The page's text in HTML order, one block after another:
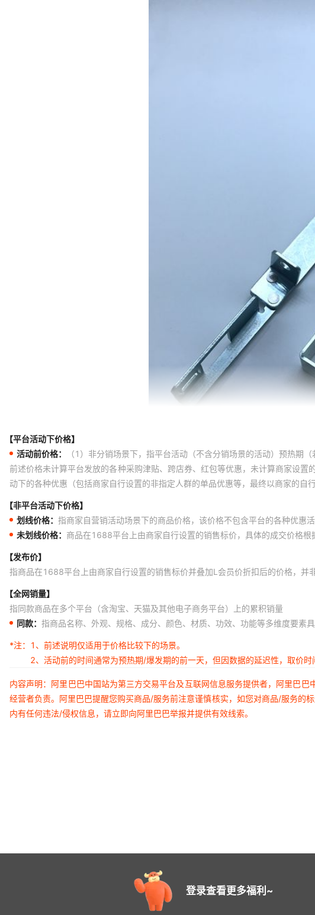
【平台活动下价格】
活动前价格：
（1）非分销场景下，指平台活动（不含分销场景的活动）预热期
前述价格未计算平台发放的各种采购津贴、跨店券、红包等优惠，未计算商家设
动下的各种优惠（包括商家自行设置的非指定人群的单品优惠等，最终以商家的自
【非平台活动下价格】
划线价格： 指商家自营销活动场景下的商品价格，该价格不包含平台的各种优惠
未划线价格： 商品在1688平台上由商家自行设置的销售标价，具体的成交价格
【发布价】
指商品在1688平台上由商家自行设置的销售标价并叠加L会员价折扣后的价格，并
【全网销量】
指同款商品在多个平台（含淘宝、天猫及其他电子商务平台）上的累积销量
同款： 指商品名称、外观、规格、成分、颜色、材质、功效、功能等多维度要素
*注：
1、前述说明仅适用于价格比较下的场景。
2、活动前的时间通常为预热期/爆发期的前一天，但因数据的延迟性，取价
内容声明：阿里巴巴中国站为第三方交易平台及互联网信息服务提供者，阿里巴
经营者负责。阿里巴巴提醒您购买商品/服务前注意谨慎核实，如您对商品/服务的
内有任何违法/侵权信息，请立即向阿里巴巴举报并提供有效线索。
登录查看更多福利~